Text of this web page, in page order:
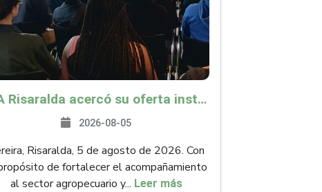
ICA Risaralda acercó su oferta institucional a productores y emprendedores en Expocamello
2026-08-05
Risaralda, 5 de agosto de 2026. Con
de fortalecer el acompañamiento
al sector agropecuario y... Leer más